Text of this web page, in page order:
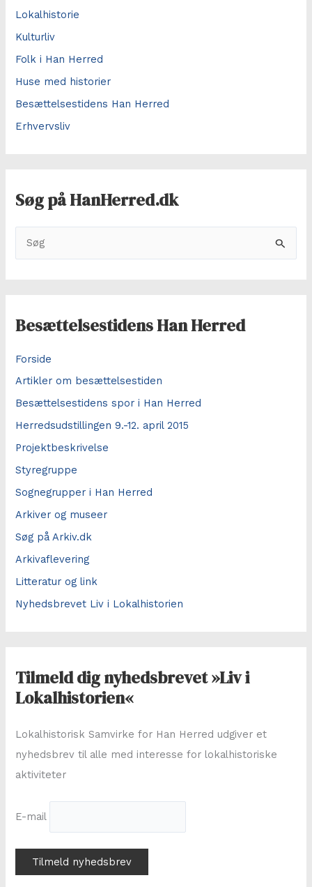
Lokalhistorie
Kulturliv
Folk i Han Herred
Huse med historier
Besættelsestidens Han Herred
Erhvervsliv
Søg på HanHerred.dk
e
r
:
Besættelsestidens Han Herred
Forside
Artikler om besættelsestiden
Besættelsestidens spor i Han Herred
Herredsudstillingen 9.-12. april 2015
Projektbeskrivelse
Styregruppe
Sognegrupper i Han Herred
Arkiver og museer
Søg på Arkiv.dk
Arkivaflevering
Litteratur og link
Nyhedsbrevet Liv i Lokalhistorien
Tilmeld dig nyhedsbrevet »Liv i
Lokalhistorien«
Lokalhistorisk Samvirke for Han Herred udgiver et
nyhedsbrev til alle med interesse for lokalhistoriske
aktiviteter
E-mail